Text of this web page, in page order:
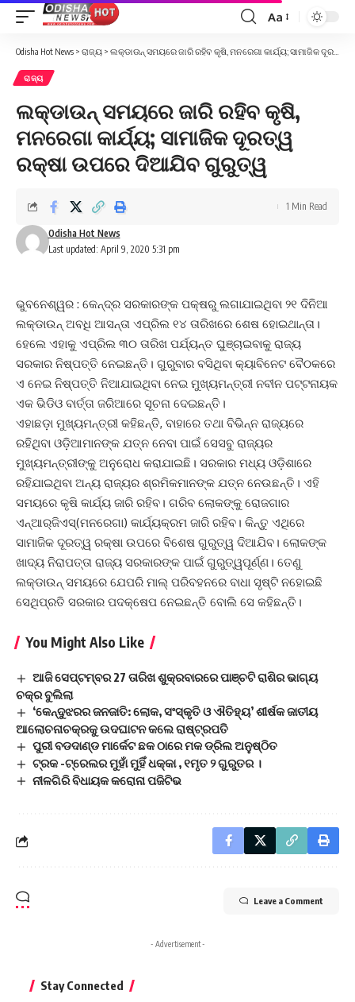
Font
Resizer
Aa
Odisha Hot News > ରାଜ୍ୟ > ଲକ୍‌ଡାଉନ୍‌ ସମୟରେ ଜାରି ରହିବ କୃଷି, ମନରେଗା କାର୍ଯ୍ୟ; ସାମାଜିକ ଦୂରତ୍ୱ ରକ୍ଷା ଉପରେ ଦିଆଯିବ ଗୁରୁତ୍ୱ
ରାଜ୍ୟ
ଲକ୍‌ଡାଉନ୍‌ ସମୟରେ ଜାରି ରହିବ କୃଷି,
ମନରେଗା କାର୍ଯ୍ୟ; ସାମାଜିକ ଦୂରତ୍ୱ
ରକ୍ଷା ଉପରେ ଦିଆଯିବ ଗୁରୁତ୍ୱ
Last updated: April 9, 2020 5:31 pm
Odisha Hot News
1 Min Read
ଭୁବନେଶ୍ୱର : କେନ୍ଦ୍ର ସରକାରଙ୍କ ପକ୍ଷରୁ ଲଗାଯାଇଥିବା ୨୧ ଦିନିଆ
ଲକ୍‌ଡାଉନ୍‌ ଅବଧି ଆସନ୍ତା ଏପ୍ରିଲ ୧୪ ତାରିଖରେ ଶେଷ ହୋଇଥାନ୍ତା।
ହେଲେ ଏହାକୁ ଏପ୍ରିଲ ୩୦ ତାରିଖ ପର୍ଯ୍ୟନ୍ତ ଘୁଞ୍ଚାଇବାକୁ ରାଜ୍ୟ
ସରକାର ନିଷ୍ପତ୍ତି ନେଇଛନ୍ତି। ଗୁରୁବାର ବସିଥିବା କ୍ୟାବିନେଟ ବୈଠକରେ
ଏ ନେଇ ନିଷ୍ପତ୍ତି ନିଆଯାଇଥିବା ନେଇ ମୁଖ୍ୟମନ୍ତ୍ରୀ ନବୀନ ପଟ୍ଟନାୟକ
ଏକ ଭିଡିଓ ବାର୍ତ୍ତା ଜରିଆରେ ସୂଚନା ଦେଇଛନ୍ତି।
ଏହାଛଡ଼ା ମୁଖ୍ୟମନ୍ତ୍ରୀ କହିଛନ୍ତି, ବାହାରେ ତଥା ବିଭିନ୍ନ ରାଜ୍ୟରେ
ରହିଥିବା ଓଡ଼ିଆମାନଙ୍କ ଯତ୍ନ ନେବା ପାଇଁ ସେସବୁ ରାଜ୍ୟର
ମୁଖ୍ୟମନ୍ତ୍ରୀଙ୍କୁ ଅନୁରୋଧ କରାଯାଇଛି। ସରକାର ମଧ୍ୟ ଓଡ଼ିଶାରେ
ରହିଯାଇଥିବା ଅନ୍ୟ ରାଜ୍ୟର ଶ୍ରମିକମାନଙ୍କ ଯତ୍ନ ନେଉଛନ୍ତି। ଏହି
ସମୟରେ କୃଷି କାର୍ଯ୍ୟ ଜାରି ରହିବ। ଗରିବ ଲୋକଙ୍କୁ ରୋଜଗାର
ଏନ୍‌ଆର୍‌ଜିଏସ୍‌(ମନରେଗା) କାର୍ଯ୍ୟକ୍ରମ ଜାରି ରହିବ। କିନ୍ତୁ ଏଥିରେ
ସାମାଜିକ ଦୂରତ୍ୱ ରକ୍ଷା ଉପରେ ବିଶେଷ ଗୁରୁତ୍ୱ ଦିଆଯିବ। ଲୋକଙ୍କ
ଖାଦ୍ୟ ନିରାପତ୍ତା ରାଜ୍ୟ ସରକାରଙ୍କ ପାଇଁ ଗୁରୁତ୍ୱପୂର୍ଣ୍ଣ। ତେଣୁ
ଲକ୍‌ଡାଉନ୍‌ ସମୟରେ ଯେପରି ମାଲ୍‌ ପରିବହନରେ ବାଧା ସୃଷ୍ଟି ନହୋଇଛି
ସେଥିପ୍ରତି ସରକାର ପଦକ୍ଷେପ ନେଇଛନ୍ତି ବୋଲି ସେ କହିଛନ୍ତି।
You Might Also Like
ଆଜି ସେପ୍ଟମ୍ବର 27 ତାରିଖ ଶୁକ୍ରବାରରେ ପାଞ୍ଚଟି ରାଶିର ଭାଗ୍ୟ
ଚକ୍ର ବୁଲିଲା
‘କେନ୍ଦୁଝରର ଜନଜାତି: ଲୋକ, ସଂସ୍କୃତି ଓ ଐତିହ୍ୟ’ ଶୀର୍ଷକ ଜାତୀୟ
ଆଲୋଚନାଚକ୍ରକୁ ଉଦଘାଟନ କଲେ ରାଷ୍ଟ୍ରପତି
ପୁରୀ ବଡଦାଣ୍ଡ ମାର୍କେଟ ଛକ ଠାରେ ମକ ଡ୍ରିଲ ଅନୁଷ୍ଠିତ
ଟ୍ରକ -ଟ୍ରେଲର ମୁହାଁ ମୁହିଁ ଧକ୍କା , ୧ମୃତ ୨ ଗୁରୁତର ।
ନୀଳଗିରି ବିଧାୟକ କରୋନା ପଜିଟିଭ
Leave a Comment
- Advertisement -
Stay Connected